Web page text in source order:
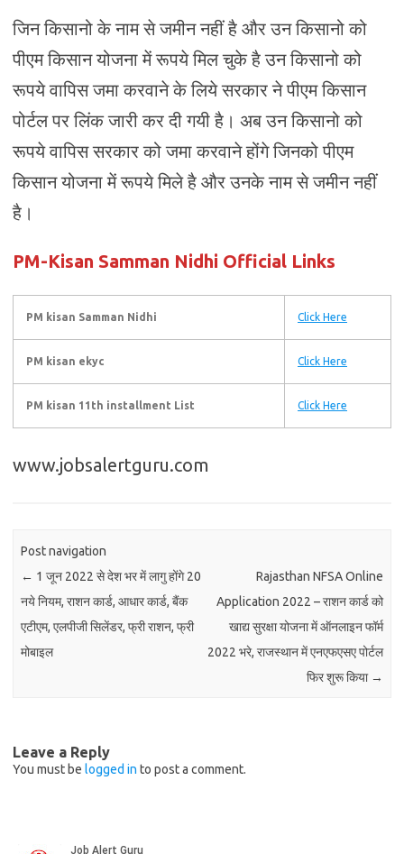
जिन किसानो के नाम से जमीन नहीं है और उन किसानो को
पीएम किसान योजना में रूपये मिल चुके है उन किसानो को
रूपये वापिस जमा करवाने के लिये सरकार ने पीएम किसान
पोर्टल पर लिंक जारी कर दी गयी है। अब उन किसानो को
रूपये वापिस सरकार को जमा करवाने होंगे जिनको पीएम
किसान योजना में रूपये मिले है और उनके नाम से जमीन नहीं
है।
PM-Kisan Samman Nidhi Official Links
PM kisan Samman Nidhi Click Here
PM kisan ekyc Click Here
PM kisan 11th installment List Click Here
www.jobsalertguru.com
Post navigation
← 1 जून 2022 से देश भर में लागु होंगे 20
नये नियम, राशन कार्ड, आधार कार्ड, बैंक
एटीएम, एलपीजी सिलेंडर, फ्री राशन, फ्री
मोबाइल
Rajasthan NFSA Online
Application 2022 – राशन कार्ड को
खाद्य सुरक्षा योजना में ऑनलाइन फॉर्म
2022 भरे, राजस्थान में एनएफएसए पोर्टल
फिर शुरू किया →
Leave a Reply
You must be logged in to post a comment.